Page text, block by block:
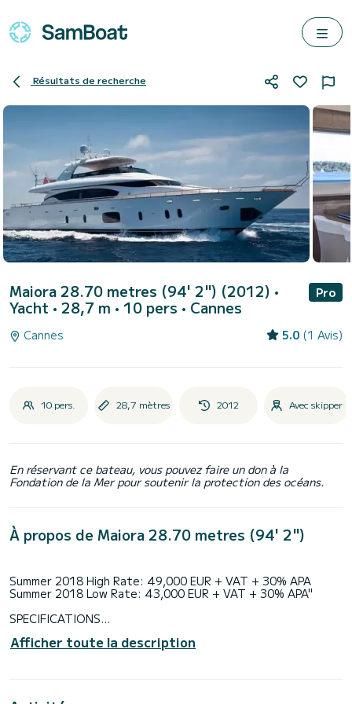
Résultats de recherche
Maiora 28.70 metres (94' 2") (2012) •
Yacht • 28,7 m • 10 pers • Cannes
Pro
Cannes 5.0 (1 Avis)
10 pers. 28,7 mètres 2012 Avec skipper
En réservant ce bateau, vous pouvez faire un don à la
Fondation de la Mer pour soutenir la protection des océans.
À propos de Maiora 28.70 metres (94' 2")
Summer 2018 High Rate: 49,000 EUR + VAT + 30% APA
Summer 2018 Low Rate: 43,000 EUR + VAT + 30% APA"
SPECIFICATIONS
Beam: 6.10 metres (20')
Built: 2012
Afficher toute la description